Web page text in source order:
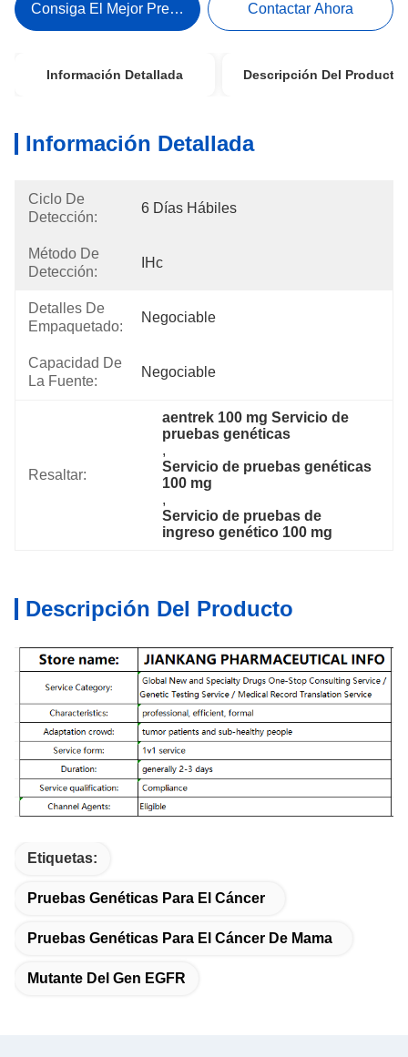
Consiga El Mejor Precio Contactar Ahora
Información Detallada Descripción Del Producto
Información Detallada
Ciclo De
Detección:
6 Días Hábiles
Método De
Detección:
IHc
Detalles De
Empaquetado:
Negociable
Capacidad De
La Fuente:
Negociable
Resaltar:
aentrek 100 mg Servicio de
pruebas genéticas
,
Servicio de pruebas genéticas
100 mg
,
Servicio de pruebas de
ingreso genético 100 mg
Descripción Del Producto
Etiquetas:
Pruebas Genéticas Para El Cáncer
Pruebas Genéticas Para El Cáncer De Mama
Mutante Del Gen EGFR